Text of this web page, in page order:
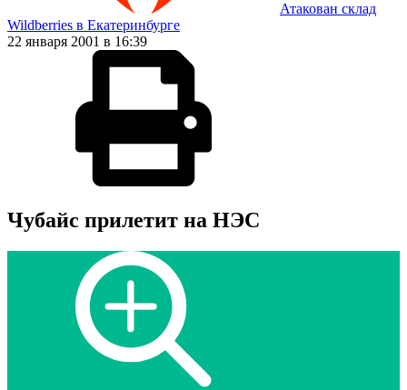
Атакован склад
Wildberries в Екатеринбурге
22 января 2001 в 16:39
Чубайс прилетит на НЭС